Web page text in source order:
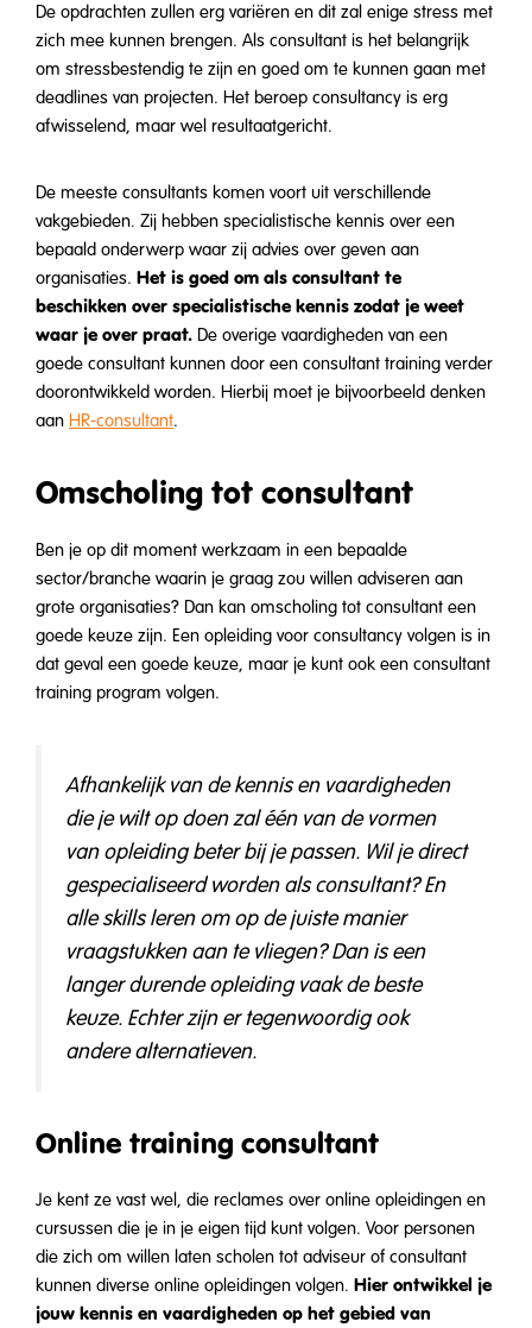
De opdrachten zullen erg variëren en dit zal enige stress met
zich mee kunnen brengen. Als consultant is het belangrijk
om stressbestendig te zijn en goed om te kunnen gaan met
deadlines van projecten. Het beroep consultancy is erg
afwisselend, maar wel resultaatgericht.
De meeste consultants komen voort uit verschillende
vakgebieden. Zij hebben specialistische kennis over een
bepaald onderwerp waar zij advies over geven aan
organisaties. Het is goed om als consultant te
beschikken over specialistische kennis zodat je weet
waar je over praat. De overige vaardigheden van een
goede consultant kunnen door een consultant training verder
doorontwikkeld worden. Hierbij moet je bijvoorbeeld denken
aan HR-consultant.
Omscholing tot consultant
Ben je op dit moment werkzaam in een bepaalde
sector/branche waarin je graag zou willen adviseren aan
grote organisaties? Dan kan omscholing tot consultant een
goede keuze zijn. Een opleiding voor consultancy volgen is in
dat geval een goede keuze, maar je kunt ook een consultant
training program volgen.
Afhankelijk van de kennis en vaardigheden
die je wilt op doen zal één van de vormen
van opleiding beter bij je passen. Wil je direct
gespecialiseerd worden als consultant? En
alle skills leren om op de juiste manier
vraagstukken aan te vliegen? Dan is een
langer durende opleiding vaak de beste
keuze. Echter zijn er tegenwoordig ook
andere alternatieven.
Online training consultant
Je kent ze vast wel, die reclames over online opleidingen en
cursussen die je in je eigen tijd kunt volgen. Voor personen
die zich om willen laten scholen tot adviseur of consultant
kunnen diverse online opleidingen volgen. Hier ontwikkel je
jouw kennis en vaardigheden op het gebied van